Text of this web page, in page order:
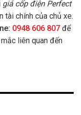
giá cốp điện Perfect
tài chính của chủ xe.
0948 606 807 để
liên quan đến